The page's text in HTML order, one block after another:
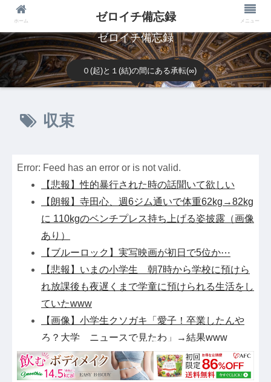
ゼロイチ備忘録
０(起)と１(結)の間にある承転(∞)
収束
Error: Feed has an error or is not valid.
【悲報】性的暴行された時の話聞いて欲しい
【朗報】寺田心、週6ジム通いで体重62kg→82kg
に 110kgのベンチプレス持ち上げる姿披露（画像
あり）
【ブルーロック】実写映画が初日で5位か⋯
【悲報】いまの小学生 朝7時から学校に預けら
れ放課後も夜遅くまで学童に預けられる生活をし
ていたwww
【画像】小学生クソガキ「愛子！卒業したんや
ろ？大学 ニュースで見たわ」→結果www
国連が事実上の機能停止に陥りつつあると関係者
が告白、特に役に立たないくせに高給だけ毟り取
ホーム ゼロイチ備忘録 メニュー